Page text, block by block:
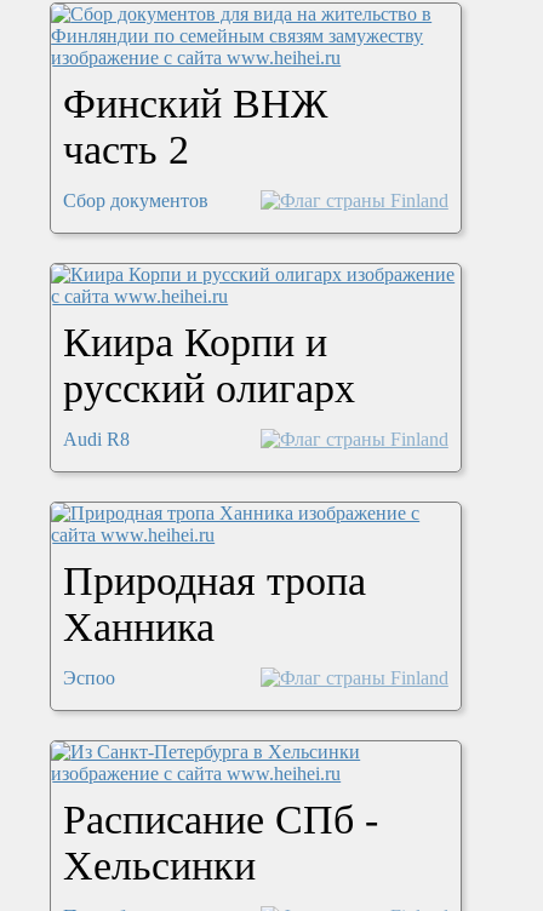
Финский ВНЖ
часть 2
Сбор документов
Киира Корпи и
русский олигарх
Audi R8
Природная тропа
Ханника
Эспоо
Расписание СПб -
Хельсинки